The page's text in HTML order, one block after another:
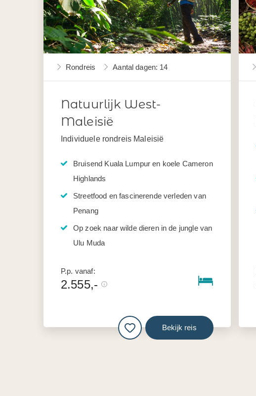
Rondreis Aantal dagen: 14
Natuurlijk West-
Maleisië
Individuele rondreis Maleisië
Bruisend Kuala Lumpur en koele Cameron
Highlands
Streetfood en fascinerende verleden van
Penang
Op zoek naar wilde dieren in de jungle van
Ulu Muda
P.p. vanaf:
2.555,-
Bekijk reis